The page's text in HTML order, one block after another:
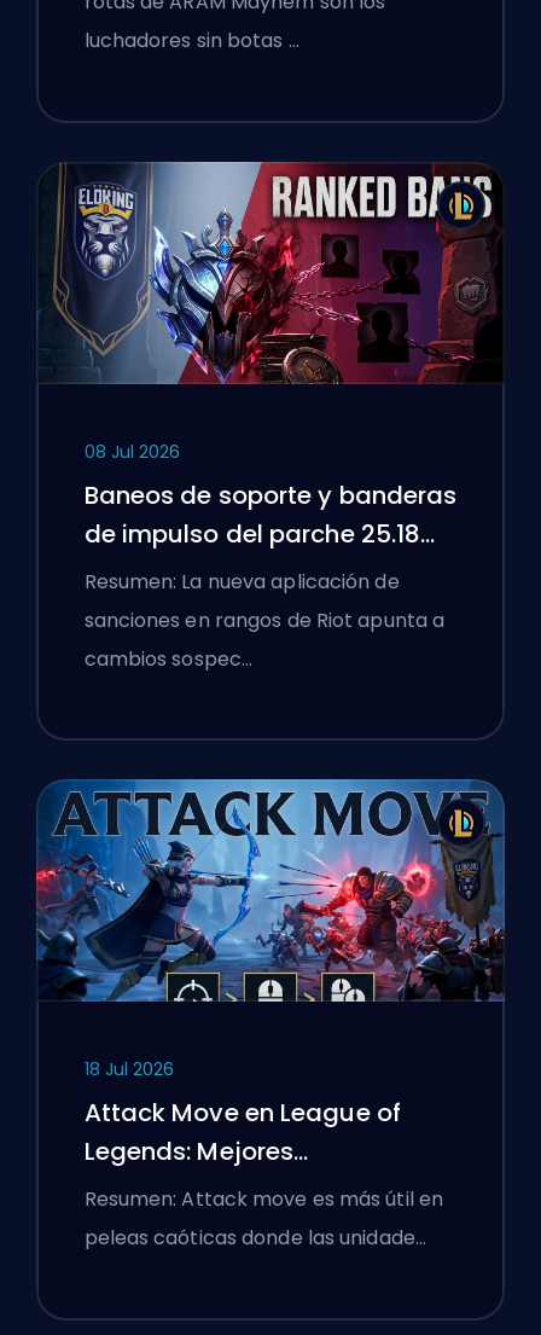
luchadores sin botas …
08 Jul 2026
Baneos de soporte y banderas
de impulso del parche 25.18
de League of Legends
Resumen: La nueva aplicación de
sanciones en rangos de Riot apunta a
cambios sospec…
18 Jul 2026
Attack Move en League of
Legends: Mejores
Configuraciones
Resumen: Attack move es más útil en
peleas caóticas donde las unidade…